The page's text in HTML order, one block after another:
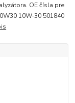
OE čísla pre
10W-30 501840